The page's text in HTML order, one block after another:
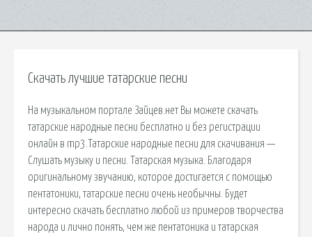
Скачать лучшие татарские песни
На музыкальном портале Зайцев.нет Вы можете скачать
татарские народные песни бесплатно и без регистрации
онлайн в mp3.Татарские народные песни для скачивания —
Слушать музыку и песни. Татарская музыка. Благодаря
оригинальному звучанию, которое достигается с помощью
пентатоники, татарские песни очень необычны. Будет
интересно скачать бесплатно любой из примеров творчества
народа и лично понять, чем же пентатоника и татарская